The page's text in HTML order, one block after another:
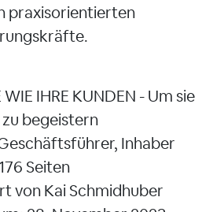
praxisorientierten
WIE IHRE KUNDEN - Um sie
begeistern
Inhaber
Seiten
von Kai Schmidhuber